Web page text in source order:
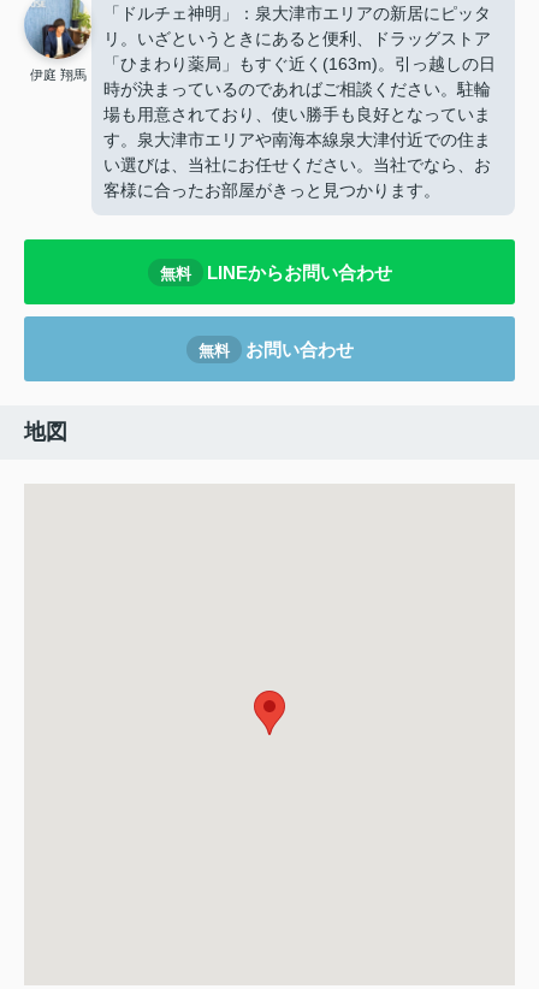
伊庭 翔馬
「ドルチェ神明」：泉大津市エリアの新居にピッタ
リ。いざというときにあると便利、ドラッグストア
「ひまわり薬局」もすぐ近く(163m)。引っ越しの日
時が決まっているのであればご相談ください。駐輪
場も用意されており、使い勝手も良好となっていま
す。泉大津市エリアや南海本線泉大津付近での住ま
い選びは、当社にお任せください。当社でなら、お
客様に合ったお部屋がきっと見つかります。
無料 LINEからお問い合わせ
無料 お問い合わせ
地図